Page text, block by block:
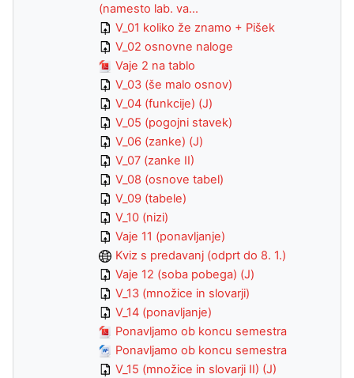
(namesto lab. va...
V_01 koliko že znamo + Pišek
V_02 osnovne naloge
Vaje 2 na tablo
V_03 (še malo osnov)
V_04 (funkcije) (J)
V_05 (pogojni stavek)
V_06 (zanke) (J)
V_07 (zanke II)
V_08 (osnove tabel)
V_09 (tabele)
V_10 (nizi)
Vaje 11 (ponavljanje)
Kviz s predavanj (odprt do 8. 1.)
Vaje 12 (soba pobega) (J)
V_13 (množice in slovarji)
V_14 (ponavljanje)
Ponavljamo ob koncu semestra
Ponavljamo ob koncu semestra
V_15 (množice in slovarji II) (J)